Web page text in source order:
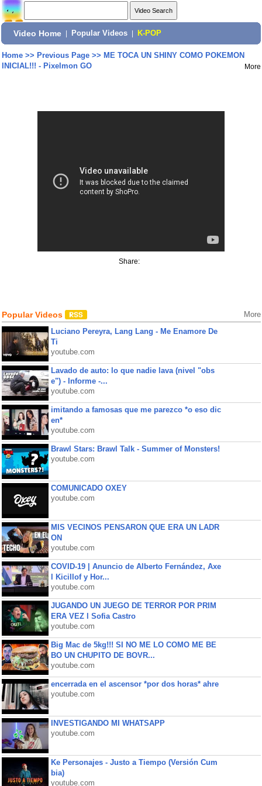
Video Home Popular Videos K-POP
Home>> Previous Page>> ME TOCA UN SHINY COMO POKEMON
INICIAL!!! - Pixelmon GO
More
Share:
Popular Videos More
Luciano Pereyra, Lang Lang - Me Enamore De
Ti
youtube.com
Lavado de auto: lo que nadie lava (nivel "obs
e") - Informe -...
youtube.com
imitando a famosas que me parezco *o eso dic
en*
youtube.com
Brawl Stars: Brawl Talk - Summer of Monsters!
youtube.com
COMUNICADO OXEY
youtube.com
MIS VECINOS PENSARON QUE ERA UN LADR
ON
youtube.com
COVID-19 | Anuncio de Alberto Fernández, Axe
l Kicillof y Hor...
youtube.com
JUGANDO UN JUEGO DE TERROR POR PRIM
ERA VEZ l Sofia Castro
youtube.com
Big Mac de 5kg!!! SI NO ME LO COMO ME BE
BO UN CHUPITO DE BOVR...
youtube.com
encerrada en el ascensor *por dos horas* ahre
youtube.com
INVESTIGANDO MI WHATSAPP
youtube.com
Ke Personajes - Justo a Tiempo (Versión Cum
bia)
youtube.com